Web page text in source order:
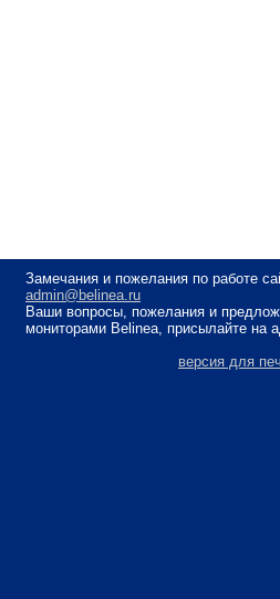
Замечания и пожелания по работе
admin@belinea.ru
Ваши вопросы, пожелания и
мониторами Belinea, присылайте на
версия для